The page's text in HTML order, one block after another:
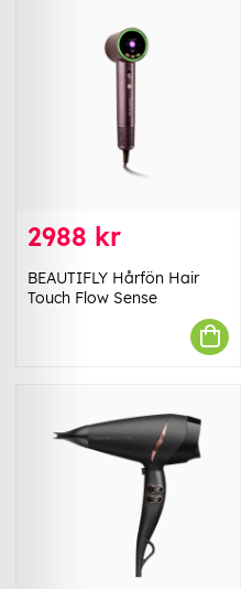
2988 kr
BEAUTIFLY Hårfön Hair
Touch Flow Sense